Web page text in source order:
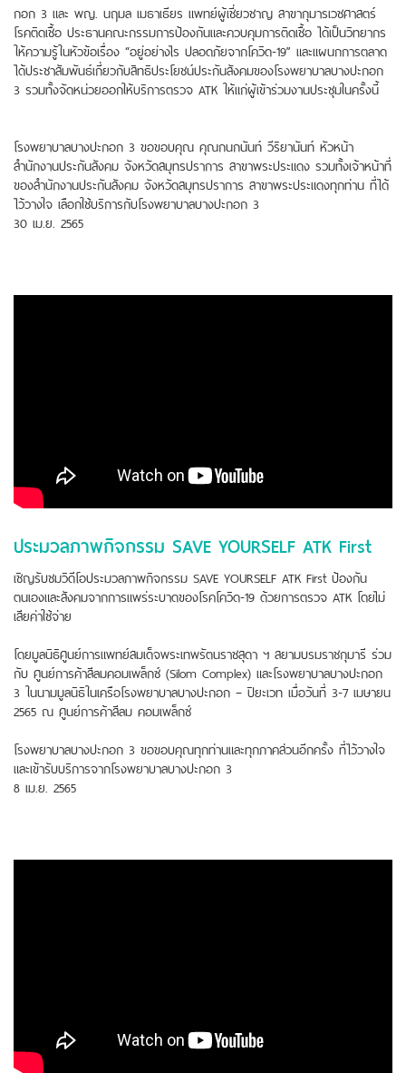
กอก 3 และ พญ. นฤมล เมธาเธียร แพทย์ผู้เชี่ยวชาญ สาขากุมารเวชศาสตร์
โรคติดเชื้อ ประธานคณะกรรมการป้องกันและควบคุมการติดเชื้อ ได้เป็นวิทยากร
ให้ความรู้ในหัวข้อเรื่อง “อยู่อย่างไร ปลอดภัยจากโควิด-19” และแผนกการตลาด
ได้ประชาสัมพันธ์เกี่ยวกับสิทธิประโยชน์ประกันสังคมของโรงพยาบาลบางปะกอก
3 รวมทั้งจัดหน่วยออกให้บริการตรวจ ATK ให้แก่ผู้เข้าร่วมงานประชุมในครั้งนี้
โรงพยาบาลบางปะกอก 3 ขอขอบคุณ คุณกนกนันท์ วีริยานันท์ หัวหน้า
สำนักงานประกันสังคม จังหวัดสมุทรปราการ สาขาพระประแดง รวมทั้งเจ้าหน้าที่
ของสำนักงานประกันสังคม จังหวัดสมุทรปราการ สาขาพระประแดงทุกท่าน ที่ได้
ไว้วางใจ เลือกใช้บริการกับโรงพยาบาลบางปะกอก 3
30 เม.ย. 2565
ประมวลภาพกิจกรรม SAVE YOURSELF ATK First
เชิญรับชมวิดีโอประมวลภาพกิจกรรม SAVE YOURSELF ATK First ป้องกัน
ตนเองและสังคมจากการแพร่ระบาดของโรคโควิด-19 ด้วยการตรวจ ATK โดยไม่
เสียค่าใช้จ่าย
โดยมูลนิธิศูนย์การแพทย์สมเด็จพระเทพรัตนราชสุดา ฯ สยามบรมราชกุมารี ร่วม
กับ ศูนย์การค้าสีลมคอมเพล็กซ์ (Silom Complex) และโรงพยาบาลบางปะกอก
3 ในนามมูลนิธิในเครือโรงพยาบาลบางปะกอก – ปิยะเวท เมื่อวันที่ 3-7 เมษายน
2565 ณ ศูนย์การค้าสีลม คอมเพล็กซ์
โรงพยาบาลบางปะกอก 3 ขอขอบคุณทุกท่านและทุกภาคส่วนอีกครั้ง ที่ไว้วางใจ
และเข้ารับบริการจากโรงพยาบาลบางปะกอก 3
8 เม.ย. 2565